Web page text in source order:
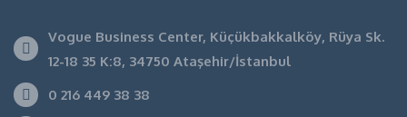
Vogue Business Center, Küçükbakkalköy, Rüya Sk.
12-18 35 K:8, 34750 Ataşehir/İstanbul
0 216 449 38 38